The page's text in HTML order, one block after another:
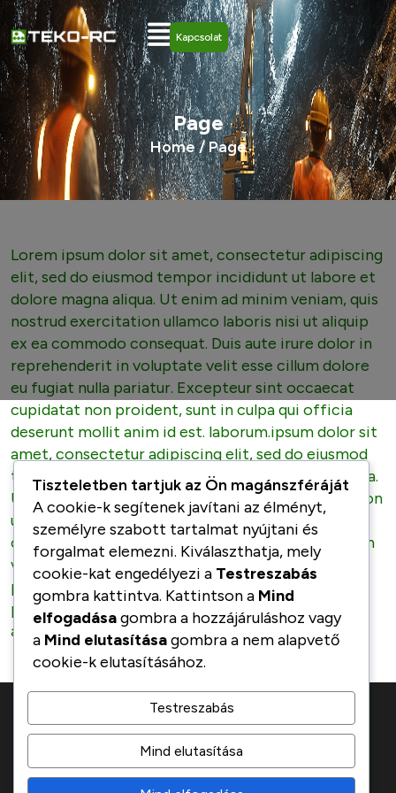
Kapcsolat
Page
Home /Page
Lorem ipsum dolor sit amet, consectetur adipiscing
elit, sed do eiusmod tempor incididunt ut labore et
dolore magna aliqua. Ut enim ad minim veniam, quis
nostrud exercitation ullamco laboris nisi ut aliquip
ex ea commodo consequat. Duis aute irure dolor in
reprehenderit in voluptate velit esse cillum dolore
eu fugiat nulla pariatur. Excepteur sint occaecat
cupidatat non proident, sunt in culpa qui officia
deserunt mollit anim id est. laborum.ipsum dolor sit
amet, consectetur adipiscing elit, sed do eiusmod
tempor incididunt ut labore et dolore magna aliqua.
Ut enim ad minim veniam, quis nostrud exercitation
ullamco laboris nisi ut aliquip ex ea commodo
consequat. Duis aute irure dolor in reprehenderit in
voluptate velit esse cillum dolore eu fugiat nulla
pariatur. Excepteur sint occaecat cupidatat non
proident, sunt in culpa qui officia deserunt mollit
anim id est laborum.
Tiszteletben tartjuk az Ön magánszféráját
A cookie-k segítenek javítani az élményt,
személyre szabott tartalmat nyújtani és
forgalmat elemezni. Kiválaszthatja, mely
cookie-kat engedélyezi a Testreszabás
gombra kattintva. Kattintson a Mind
elfogadásagombra a hozzájáruláshoz vagy
a Mind elutasításagombra a nem alapvető
cookie-k elutasításához.
Testreszabás
Mind elutasítása